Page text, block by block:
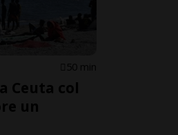
50 min
Ceuta col
un